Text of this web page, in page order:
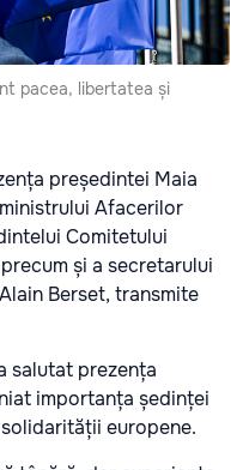
pacea, libertatea și
președintei Maia
Afacerilor
Comitetului
și a secretarului
Berset, transmite
salutat prezența
importanța ședinței
europene.